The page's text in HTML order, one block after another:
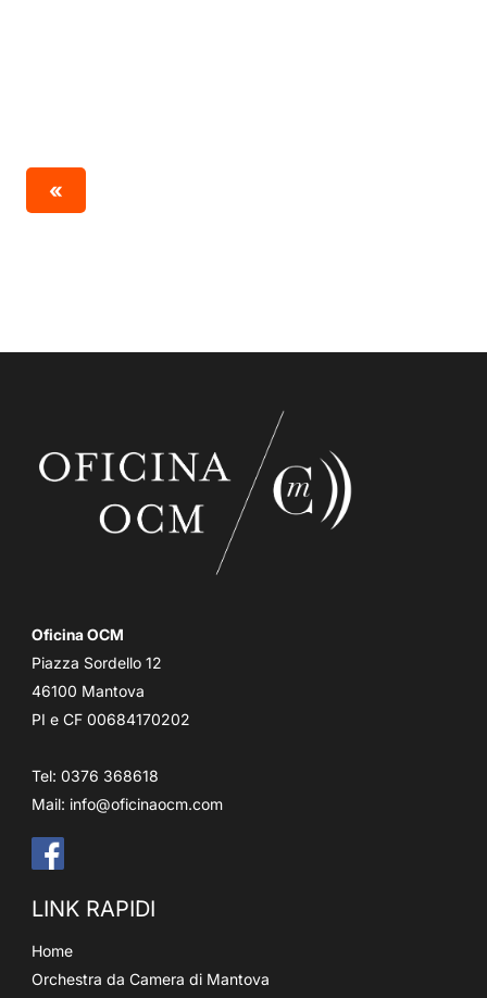
«
Oficina OCM
Piazza Sordello 12
46100 Mantova
PI e CF 00684170202
Tel: 0376 368618
Mail: info@oficinaocm.com
LINK RAPIDI
Home
Orchestra da Camera di Mantova